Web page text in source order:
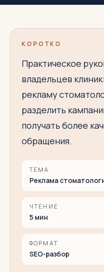
КОРОТКО
Практическое
владельцев
рекламу
разделить
получать более
обращения.
ТЕМА
Реклама
ЧТЕНИЕ
5 мин
ФОРМАТ
SEO-разбор